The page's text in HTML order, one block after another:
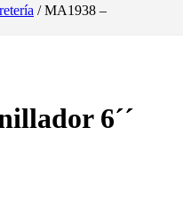
/ MA1938 –
6´´